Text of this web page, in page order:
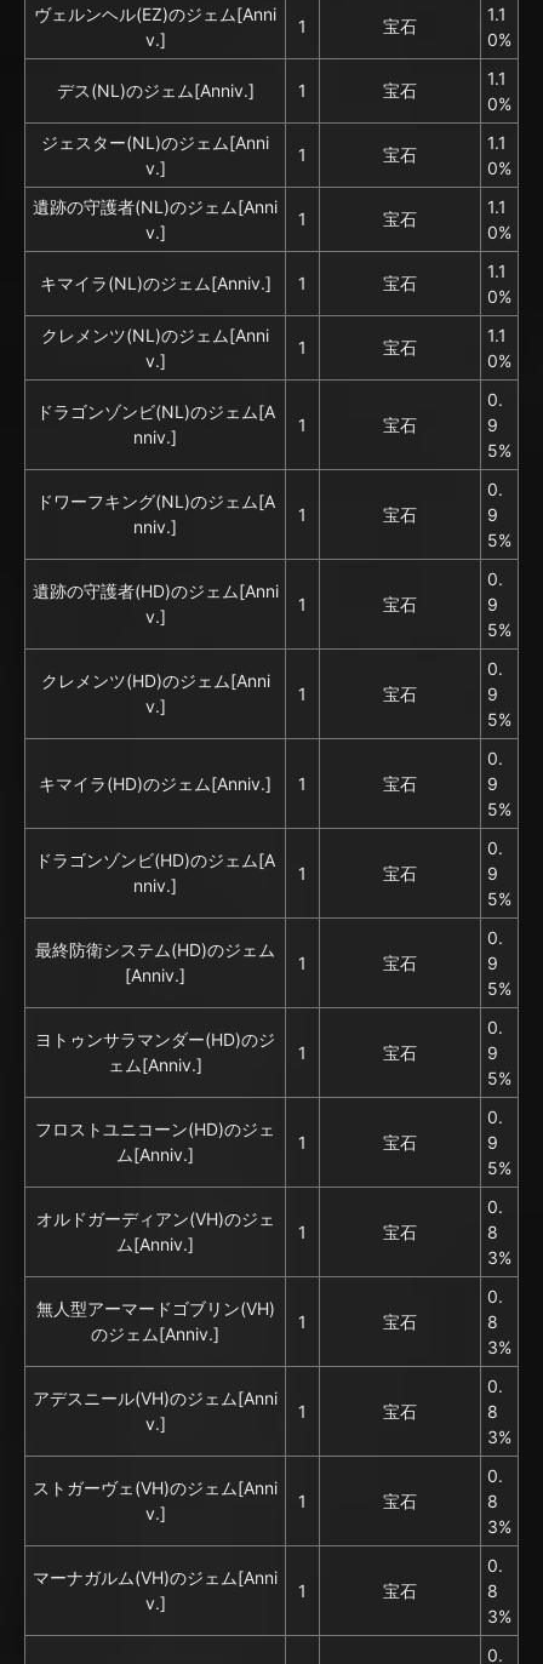
ヴェルンヘル(EZ)のジェム[Anni
v.]
1 宝石
1.1
0%
デス(NL)のジェム[Anniv.] 1 宝石
1.1
0%
ジェスター(NL)のジェム[Anni
v.]
1 宝石
1.1
0%
遺跡の守護者(NL)のジェム[Anni
v.]
1 宝石
1.1
0%
キマイラ(NL)のジェム[Anniv.] 1 宝石
1.1
0%
クレメンツ(NL)のジェム[Anni
v.]
1 宝石
1.1
0%
ドラゴンゾンビ(NL)のジェム[A
nniv.]
1 宝石
0.
9
5%
ドワーフキング(NL)のジェム[A
nniv.]
1 宝石
0.
9
5%
遺跡の守護者(HD)のジェム[Anni
v.]
1 宝石
0.
9
5%
クレメンツ(HD)のジェム[Anni
v.]
1 宝石
0.
9
5%
キマイラ(HD)のジェム[Anniv.] 1 宝石
0.
9
5%
ドラゴンゾンビ(HD)のジェム[A
nniv.]
1 宝石
0.
9
5%
最終防衛システム(HD)のジェム
[Anniv.]
1 宝石
0.
9
5%
ヨトゥンサラマンダー(HD)のジ
ェム[Anniv.]
1 宝石
0.
9
5%
フロストユニコーン(HD)のジェ
ム[Anniv.]
1 宝石
0.
9
5%
オルドガーディアン(VH)のジェ
ム[Anniv.]
1 宝石
0.
8
3%
無人型アーマードゴブリン(VH)
のジェム[Anniv.]
1 宝石
0.
8
3%
アデスニール(VH)のジェム[Anni
v.]
1 宝石
0.
8
3%
ストガーヴェ(VH)のジェム[Anni
v.]
1 宝石
0.
8
3%
マーナガルム(VH)のジェム[Anni
v.]
1 宝石
0.
8
3%
0.